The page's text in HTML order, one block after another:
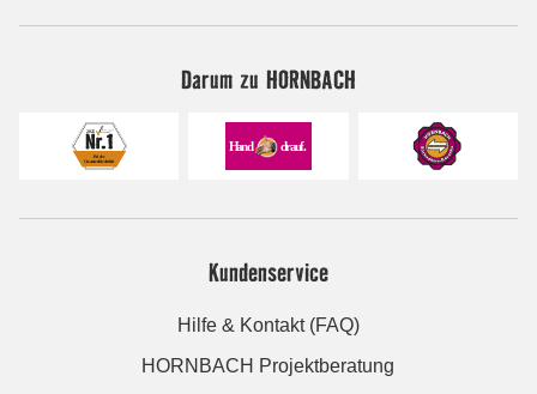
Darum zu HORNBACH
Kundenservice
Hilfe & Kontakt (FAQ)
HORNBACH Projektberatung